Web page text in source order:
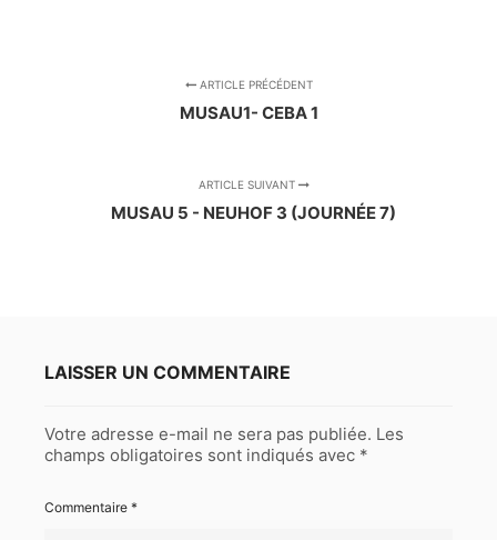
ARTICLE PRÉCÉDENT
MUSAU1- CEBA 1
ARTICLE SUIVANT
MUSAU 5 - NEUHOF 3 (JOURNÉE 7)
LAISSER UN COMMENTAIRE
Votre adresse e-mail ne sera pas publiée. Les
champs obligatoires sont indiqués avec *
Commentaire *